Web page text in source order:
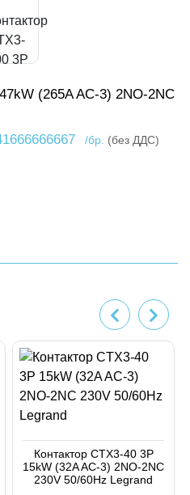
(265A AC-3) 2NO-2NC
/бр. (без ДДС)
Контактор CTX3-40 3P
15kW (32A AC-3) 2NO-2NC
230V 50/60Hz Legrand